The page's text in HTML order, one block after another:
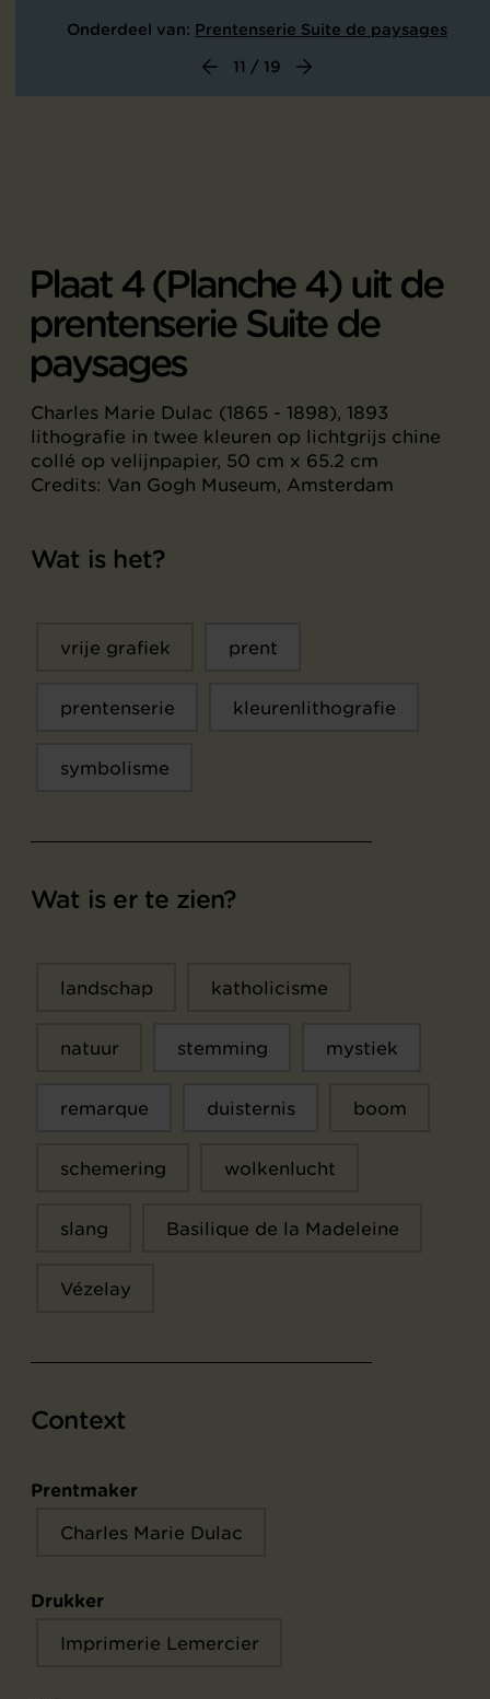
Onderdeel van: Prentenserie Suite de paysages
11 / 19
Plaat 4 (Planche 4) uit de
prentenserie Suite de
paysages
Charles Marie Dulac (1865 - 1898), 1893
lithografie in twee kleuren op lichtgrijs chine
collé op velijnpapier, 50 cm x 65.2 cm
Credits: Van Gogh Museum, Amsterdam
Wat is het?
vrije grafiek prent
prentenserie kleurenlithografie
symbolisme
Wat is er te zien?
landschap katholicisme
natuur stemming mystiek
remarque duisternis boom
schemering wolkenlucht
slang Basilique de la Madeleine
Vézelay
Context
Prentmaker
Charles Marie Dulac
Drukker
Imprimerie Lemercier